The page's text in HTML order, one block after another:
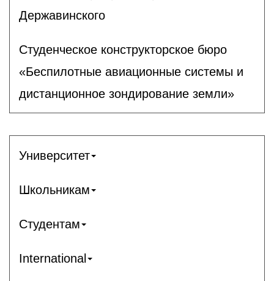
Державинского
Студенческое конструкторское бюро
«Беспилотные авиационные системы и
дистанционное зондирование земли»
Университет
Школьникам
Студентам
International